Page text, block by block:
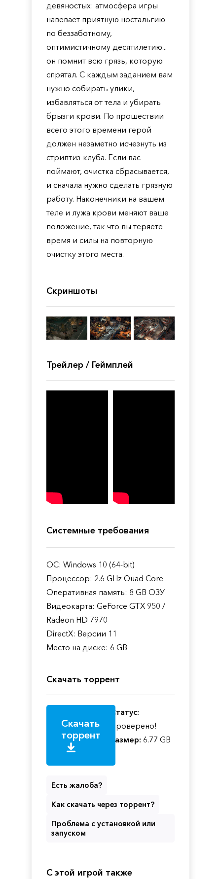
девяностых: атмосфера игры
навевает приятную ностальгию
по беззаботному,
оптимистичному десятилетию...
он помнит всю грязь, которую
спрятал. С каждым заданием вам
нужно собирать улики,
избавляться от тела и убирать
брызги крови. По прошествии
всего этого времени герой
должен незаметно исчезнуть из
стриптиз-клуба. Если вас
поймают, очистка сбрасывается,
и сначала нужно сделать грязную
работу. Наконечники на вашем
теле и лужа крови меняют ваше
положение, так что вы теряете
время и силы на повторную
очистку этого места.
Скриншоты
Трейлер / Геймплей
Системные требования
ОС: Windows 10 (64-bit)
Процессор: 2.6 GHz Quad Core
Оперативная память: 8 GB ОЗУ
Видеокарта: GeForce GTX 950 /
Radeon HD 7970
DirectX: Версии 11
Место на диске: 6 GB
Скачать торрент
Скачать
торрент
Статус:
Проверено!
Размер: 6.77 GB
Есть жалоба?
Как скачать через торрент?
Проблема с установкой или
запуском
С этой игрой также